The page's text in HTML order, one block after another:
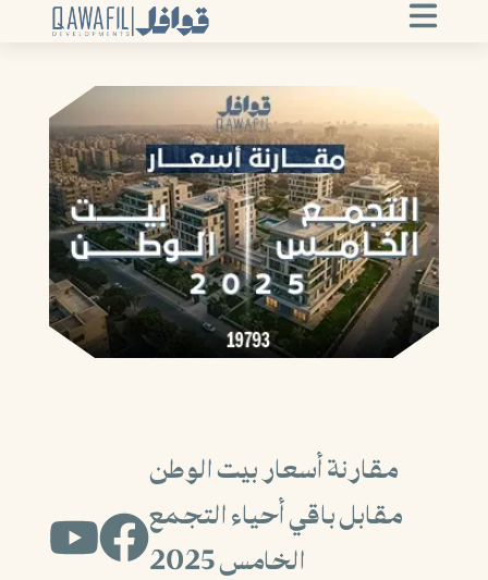
مقارنة أسعار بيت الوطن
مقابل باقي أحياء التجمع
الخامس 2025